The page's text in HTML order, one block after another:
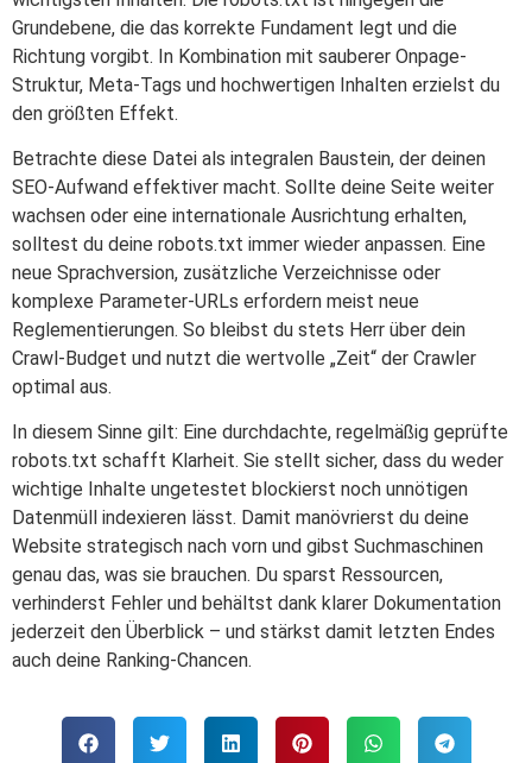
Grundebene, die das korrekte Fundament legt und die
Richtung vorgibt. In Kombination mit sauberer Onpage-
Struktur, Meta-Tags und hochwertigen Inhalten erzielst du
den größten Effekt.
Betrachte diese Datei als integralen Baustein, der deinen
SEO-Aufwand effektiver macht. Sollte deine Seite weiter
wachsen oder eine internationale Ausrichtung erhalten,
solltest du deine robots.txt immer wieder anpassen. Eine
neue Sprachversion, zusätzliche Verzeichnisse oder
komplexe Parameter-URLs erfordern meist neue
Reglementierungen. So bleibst du stets Herr über dein
Crawl-Budget und nutzt die wertvolle „Zeit“ der Crawler
optimal aus.
In diesem Sinne gilt: Eine durchdachte, regelmäßig geprüfte
robots.txt schafft Klarheit. Sie stellt sicher, dass du weder
wichtige Inhalte ungetestet blockierst noch unnötigen
Datenmüll indexieren lässt. Damit manövrierst du deine
Website strategisch nach vorn und gibst Suchmaschinen
genau das, was sie brauchen. Du sparst Ressourcen,
verhinderst Fehler und behältst dank klarer Dokumentation
jederzeit den Überblick – und stärkst damit letzten Endes
auch deine Ranking-Chancen.